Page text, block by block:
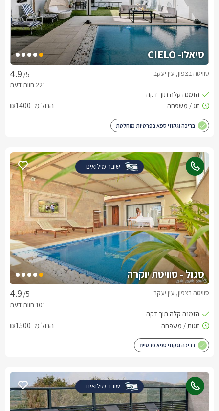
סיאלו- CIELO
/5 סוויטה בצפון, עין יעקב
החל מ- ₪1400
בריכה וגקוזי ספא בפרטיות מוחלטת
שובר מילואים
סגול - סוויטת יוקרה
/5 סוויטה בצפון, עין יעקב
החל מ- ₪1500
בריכה וגקוזי ספא פרטיים
שובר מילואים